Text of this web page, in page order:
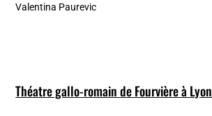
Valentina Paurevic
Théatre gallo-romain de Fourvière à Lyon